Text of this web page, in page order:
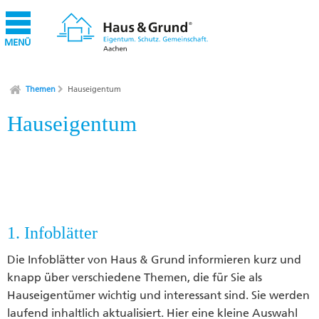
MENÜ
Themen Hauseigentum
Hauseigentum
1. Infoblätter
Die Infoblätter von Haus & Grund informieren kurz und
knapp über verschiedene Themen, die für Sie als
Hauseigentümer wichtig und interessant sind. Sie werden
laufend inhaltlich aktualisiert. Hier eine kleine Auswahl